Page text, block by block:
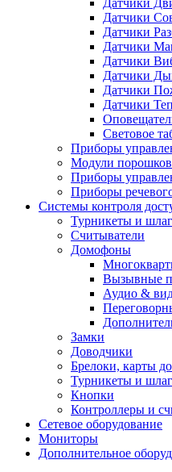
Датчики
Датчики
Датчики
Датчики
Датчики
Датчики
Датчики
Световое
Приборы
Модули
Приборы
Приборы
Системы контроля
Турникеты и
Cчитыватели
Домофоны
Вызывные
Аудио &
Замки
Доводчики
Брелоки, карты
Турникеты и
Кнопки
Контроллеры и
Сетевое оборудование
Мониторы
Дополнительное